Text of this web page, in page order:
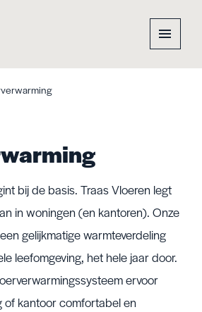
bij de basis. Traas Vloeren legt
in woningen (en kantoren). Onze
gelijkmatige warmteverdeling
leefomgeving, het hele jaar door.
ervoor
of kantoor comfortabel en